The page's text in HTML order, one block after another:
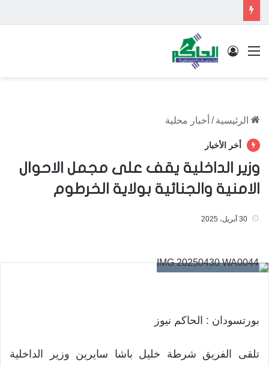
القائمة تسجيل الدخول
الرئيسية / أخبار محلية
أخر الأخبار
وزير الداخلية يقف على مجمل الاحوال
الامنية والجنائية بولاية الخرطوم
30 أبريل، 2025
بورتسودان : الحاكم نيوز
تلقى الفريق شرطة خليل باشا سايرين وزير الداخلية